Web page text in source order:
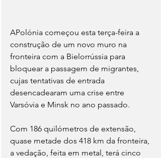
APolónia começou esta terça-feira a
construção de um novo muro na
fronteira com a Bielorrússia para
bloquear a passagem de migrantes,
cujas tentativas de entrada
desencadearam uma crise entre
Varsóvia e Minsk no ano passado.
Com 186 quilómetros de extensão,
quase metade dos 418 km da fronteira,
a vedação, feita em metal, terá cinco